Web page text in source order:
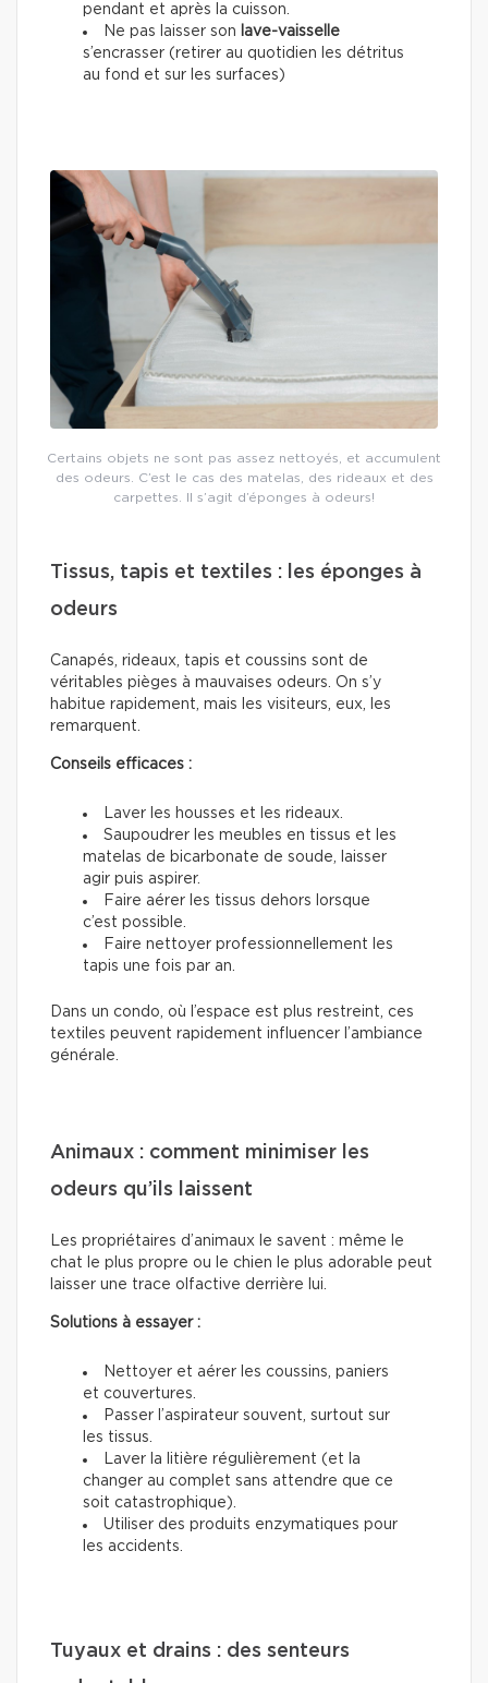
pendant et après la cuisson.
Ne pas laisser son
lave-vaisselle
s’encrasser (retirer au quotidien les détritus
au fond et sur les surfaces)
Certains objets ne sont pas assez nettoyés, et accumulent
des odeurs. C’est le cas des matelas, des rideaux et des
carpettes. Il s’agit d’éponges à odeurs!
Tissus, tapis et textiles : les éponges à
odeurs
Canapés, rideaux, tapis et coussins sont de
véritables pièges à mauvaises odeurs. On s’y
habitue rapidement, mais les visiteurs, eux, les
remarquent.
Conseils efficaces :
Laver les housses et les rideaux.
Saupoudrer les meubles en tissus et les
matelas de bicarbonate de soude, laisser
agir puis aspirer.
Faire aérer les tissus dehors lorsque
c’est possible.
Faire nettoyer professionnellement les
tapis une fois par an.
Dans un condo, où l’espace est plus restreint, ces
textiles peuvent rapidement influencer l’ambiance
générale.
Animaux : comment minimiser les
odeurs qu’ils laissent
Les propriétaires d’animaux le savent : même le
chat le plus propre ou le chien le plus adorable peut
laisser une trace olfactive derrière lui.
Solutions à essayer :
Nettoyer et aérer les coussins, paniers
et couvertures.
Passer l’aspirateur souvent, surtout sur
les tissus.
Laver la litière régulièrement (et la
changer au complet sans attendre que ce
soit catastrophique).
Utiliser des produits enzymatiques pour
les accidents.
Tuyaux et drains : des senteurs